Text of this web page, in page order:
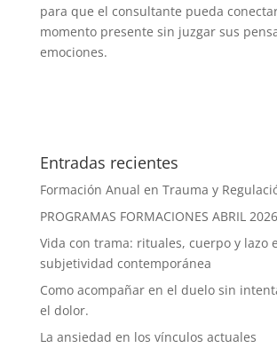
para que el consultante pueda
momento presente sin juzgar sus
emociones.
Entradas recientes
Formación Anual en Trauma y
PROGRAMAS FORMACIONES ABRIL 2026
Vida con trama: rituales, cuerpo y lazo
subjetividad contemporánea
Como acompañar en el duelo sin
el dolor.
La ansiedad en los vínculos actuales